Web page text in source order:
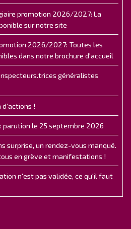
promotion 2026/2027: La
sur notre site
2026/2027: Toutes les
dans notre brochure d'accueil
généralistes
d’actions !
parution le 25 septembre 2026
surprise, un rendez-vous manqué.
en grève et manifestations !
n'est pas validée, ce qu'il faut